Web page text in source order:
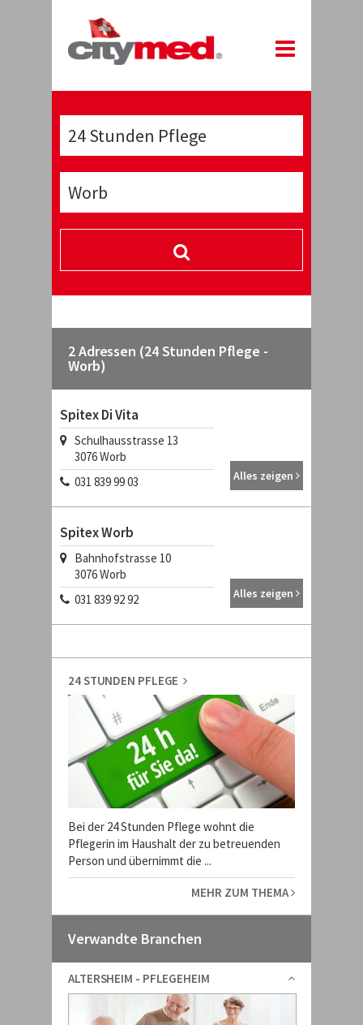
2 Adressen (24 Stunden Pflege -
Worb)
Spitex Di Vita
Schulhausstrasse 13
3076Worb
031 839 99 03
Alles zeigen
Spitex Worb
Bahnhofstrasse 10
3076Worb
031 839 92 92
Alles zeigen
24 STUNDEN PFLEGE
Bei der 24 Stunden Pflege wohnt die
Pflegerin im Haushalt der zu betreuenden
Person und übernimmt die ...
MEHR ZUM THEMA
Verwandte Branchen
ALTERSHEIM - PFLEGEHEIM